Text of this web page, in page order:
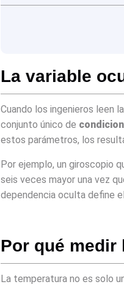
La variable
Cuando los ingenieros leen
conjunto único de
estos parámetros, los
Por ejemplo, un giroscopio
seis veces mayor una vez
dependencia oculta define
Por qué medir
La temperatura no es solo